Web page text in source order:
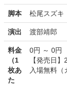
脚本 松尾スズキ
演出 渡部靖郎
料金
（1
枚あ
た
0円 ～ 0円
【発売日
入場無料（